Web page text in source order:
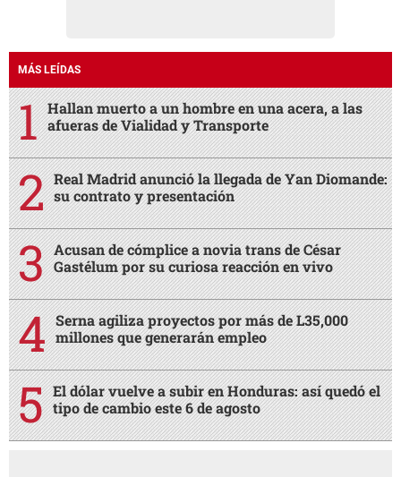
MÁS LEÍDAS
Hallan muerto a un hombre en una acera, a las
afueras de Vialidad y Transporte
Real Madrid anunció la llegada de Yan Diomande:
su contrato y presentación
Acusan de cómplice a novia trans de César
Gastélum por su curiosa reacción en vivo
Serna agiliza proyectos por más de L35,000
millones que generarán empleo
El dólar vuelve a subir en Honduras: así quedó el
tipo de cambio este 6 de agosto